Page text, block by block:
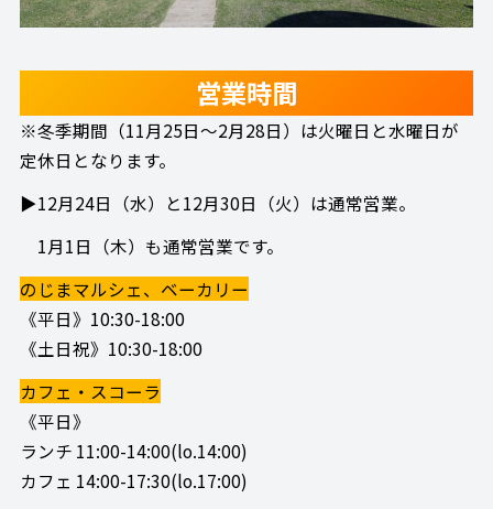
営業時間
※冬季期間（11月25日～2月28日）は火曜日と水曜日が
定休日となります。
▶12月24日（水）と12月30日（火）は通常営業。
1月1日（木）も通常営業です。
のじまマルシェ、ベーカリー
《平日》10:30-18:00
《土日祝》10:30-18:00
カフェ・スコーラ
《平日》
ランチ 11:00-14:00(lo.14:00)
カフェ 14:00-17:30(lo.17:00)